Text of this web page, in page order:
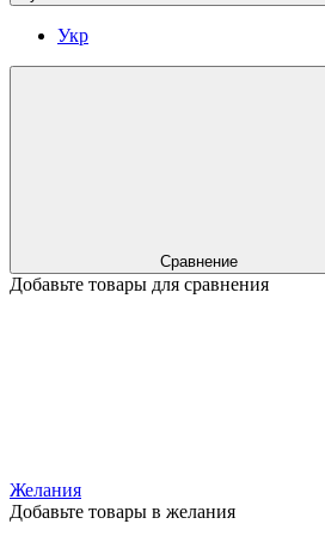
Укр
Сравнение
Добавьте товары для сравнения
Желания
Добавьте товары в желания